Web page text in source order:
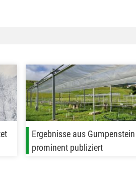
Ergebnisse aus Gumpenstein
prominent publiziert